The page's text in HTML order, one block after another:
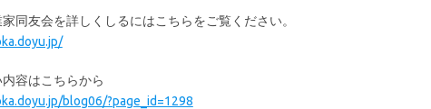
同友会を詳しくしるにはこちらをご覧ください。
容はこちらから
blog06/?page_id=1298